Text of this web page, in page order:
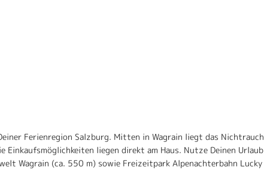
Ferienregion Salzburg. Mitten in Wagrain liegt das
Einkaufsmöglichkeiten liegen direkt am Haus. Nutze Deinen
Wagrain (ca. 550 m) sowie Freizeitpark Alpenachterbahn